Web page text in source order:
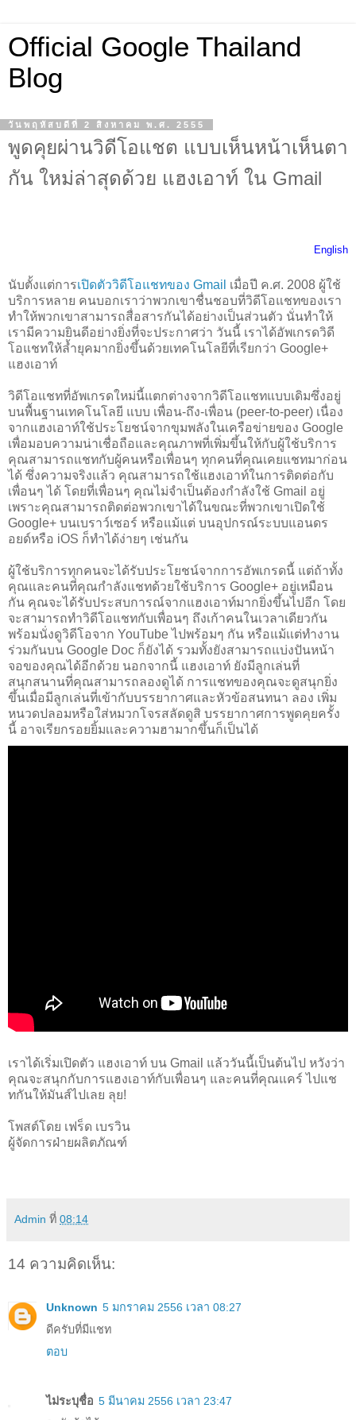
Official Google Thailand
Blog
วันพฤหัสบดีที่ 2 สิงหาคม พ.ศ. 2555
พูดคุยผ่านวิดีโอแชต แบบเห็นหน้าเห็นตา
กัน ใหม่ล่าสุดด้วย แฮงเอาท์ ใน Gmail
English
นับตั้งแต่การเปิดตัววิดีโอแชทของ Gmail เมื่อปี ค.ศ. 2008 ผู้ใช้
บริการหลาย คนบอกเราว่าพวกเขาชื่นชอบที่วิดีโอแชทของเรา
ทำให้พวกเขาสามารถสื่อสารกันได้อย่างเป็นส่วนตัว นั่นทำให้
เรามีความยินดีอย่างยิ่งที่จะประกาศว่า วันนี้ เราได้อัพเกรดวิดี
โอแชทให้ล้ำยุคมากยิ่งขึ้นด้วยเทคโนโลยีที่เรียกว่า Google+
แฮงเอาท์
วิดีโอแชทที่อัพเกรดใหม่นี้แตกต่างจากวิดีโอแชทแบบเดิมซึ่งอยู่
บนพื้นฐานเทคโนโลยี แบบ เพื่อน-ถึง-เพื่อน (peer-to-peer) เนื่อง
จากแฮงเอาท์ใช้ประโยชน์จากขุมพลังในเครือข่ายของ Google
เพื่อมอบความน่าเชื่อถือและคุณภาพที่เพิ่มขึ้นให้กับผู้ใช้บริการ
คุณสามารถแชทกับผู้คนหรือเพื่อนๆ ทุกคนที่คุณเคยแชทมาก่อน
ได้ ซึ่งความจริงเเล้ว คุณสามารถใช้แฮงเอาท์ในการติดต่อกับ
เพื่อนๆ ได้ โดยที่เพื่อนๆ คุณไม่จำเป็นต้องกำลังใช้ Gmail อยู่
เพราะคุณสามารถติดต่อพวกเขาได้ในขณะที่พวกเขาเปิดใช้
Google+ บนเบราว์เซอร์ หรือแม้แต่ บนอุปกรณ์ระบบแอนดร
อยด์หรือ iOS ก็ทำได้ง่ายๆ เช่นกัน
ผู้ใช้บริการทุกคนจะได้รับประโยชน์จากการอัพเกรดนี้ แต่ถ้าทั้ง
คุณและคนที่คุณกำลังแชทด้วยใช้บริการ Google+ อยู่เหมือน
กัน คุณจะได้รับประสบการณ์จากแฮงเอาท์มากยิ่งขึ้นไปอีก โดย
จะสามารถทำวิดีโอแชทกับเพื่อนๆ ถึงเก้าคนในเวลาเดียวกัน
พร้อมนั่งดูวิดีโอจาก YouTube ไปพร้อมๆ กัน หรือแม้เเต่ทำงาน
ร่วมกันบน Google Doc ก็ยังได้ รวมทั้งยังสามารถแบ่งปันหน้า
จอของคุณได้อีกด้วย นอกจากนี้ แฮงเอาท์ ยังมีลูกเล่นที่
สนุกสนานที่คุณสามารถลองดูได้ การแชทของคุณจะดูสนุกยิ่ง
ขึ้นเมื่อมีลูกเล่นที่เข้ากับบรรยากาศและหัวข้อสนทนา ลอง เพิ่ม
หนวดปลอมหรือใส่หมวกโจรสลัดดูสิ บรรยากาศการพูดคุยครั้ง
นี้ อาจเรียกรอยยิ้มเเละความฮามากขึ้นก็เป็นได้
เราได้เริ่มเปิดตัว แฮงเอาท์ บน Gmail แล้ววันนี้เป็นต้นไป หวังว่า
คุณจะสนุกกับการแฮงเอาท์กับเพื่อนๆ และคนที่คุณแคร์ ไปแช
ทกันให้มันส์ไปเลย ลุย!
โพสต์โดย เฟร็ด เบรวิน
ผู้จัดการฝ่ายผลิตภัณฑ์
Admin ที่ 08:14
14 ความคิดเห็น:
Unknown 5 มกราคม 2556 เวลา 08:27
ดีครับที่มีแชท
ตอบ
ไม่ระบุชื่อ 5 มีนาคม 2556 เวลา 23:47